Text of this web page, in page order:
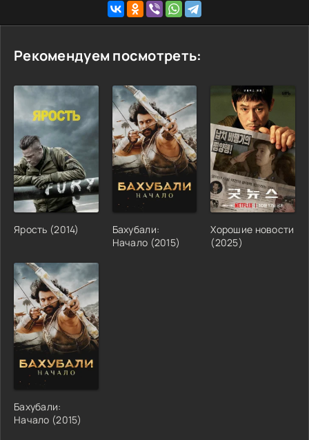
Рекомендуем посмотреть:
Ярость (2014)
Бахубали:
Начало (2015)
Хорошие новости
(2025)
Бахубали:
Начало (2015)